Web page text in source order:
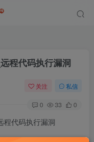
程代码执行漏洞
关注 私信
0 33 0
程代码执行漏洞